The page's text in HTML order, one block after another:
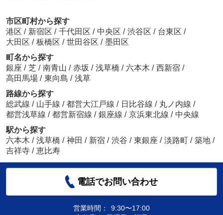
市区町村から探す
港区 / 新宿区 / 千代田区 / 中央区 / 渋谷区 / 台東区 /
大田区 / 板橋区 / 世田谷区 / 墨田区
町名から探す
銀座 / 芝 / 南青山 / 赤坂 / 浅草橋 / 六本木 / 西新宿 /
高田馬場 / 東向島 / 浅草
路線から探す
総武線 / 山手線 / 都営大江戸線 / 日比谷線 / 丸ノ内線 /
都営浅草線 / 都営新宿線 / 銀座線 / 京浜東北線 / 中央線
駅から探す
六本木 / 浅草橋 / 神田 / 新宿 / 渋谷 / 東銀座 / 淡路町 / 築地 /
吉祥寺 / 恵比寿
電話でお問い合わせ
営業時間：
9:30〜17:00